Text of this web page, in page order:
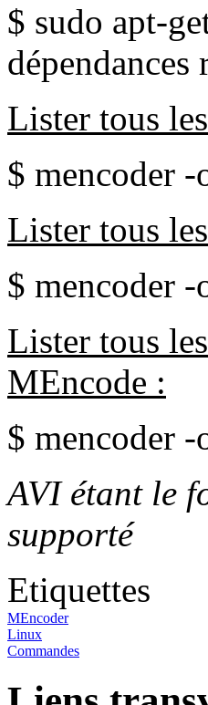
$ sudo apt-
dépendances
Lister tous
$ mencoder -
Lister tous
$ mencoder -
Lister tous
MEncode :
$ mencoder -
AVI étant le
supporté
Etiquettes
MEncoder
Linux
Commandes